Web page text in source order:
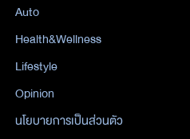
Auto
Health&Wellness
Lifestyle
Opinion
นโยบายการเป็นส่วนตัว